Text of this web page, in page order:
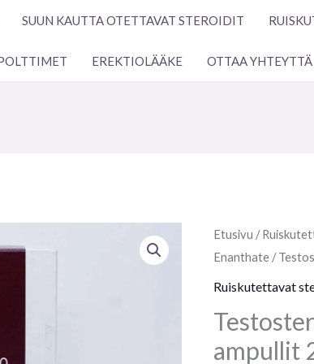
SUUN KAUTTA OTETTAVAT STEROIDIT
EREKTIOLÄÄKE OTTAA YHTEYTTÄ
Etusivu /
Enanthate /
Ruiskutettavat
ampullit
Testosterone
Enanthate
250
mg